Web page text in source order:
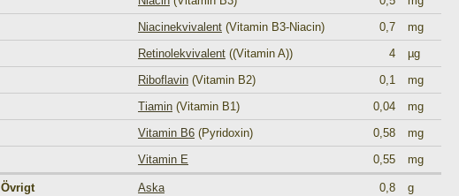
Niacinekvivalent (Vitamin B3-Niacin) 0,7
mg
Retinolekvivalent ((Vitamin A)) 4
µg
Riboflavin (Vitamin B2) 0,1
mg
Tiamin (Vitamin B1) 0,04
mg
Vitamin B6 (Pyridoxin) 0,58
mg
Vitamin E
0,55 mg
Övrigt Aska 0,8
g